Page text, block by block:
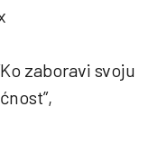
zaboravi svoju